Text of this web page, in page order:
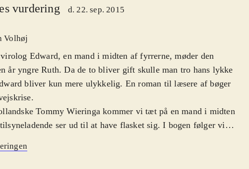
vurdering d. 22. sep. 2015
Volhøj
Edward, en mand i midten af fyrrerne, møder den
år yngre Ruth. Da de to bliver gift skulle man tro hans lykke
bliver kun mere ulykkelig. En roman til læsere af bøger
.
Tommy Wieringa kommer vi tæt på en mand i midten
ser ud til at have flasket sig. I bogen følger vi
han er i midten af fyrrerne møder han unge og smukke Ruth,